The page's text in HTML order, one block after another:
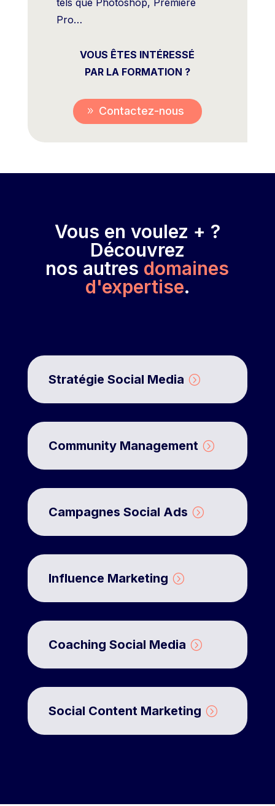
Pro…
VOUS ÊTES INTÉRESSÉ
PAR LA FORMATION ?
Contactez-nous
Vous en voulez + ?
Découvrez
nos autres domaines
d'expertise.
Stratégie Social Media
Community Management
Campagnes Social Ads
Influence Marketing
Coaching Social Media
Social Content Marketing